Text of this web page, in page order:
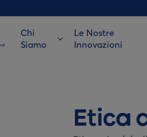
Chi
Siamo
Le Nostre
Innovazioni
Etica